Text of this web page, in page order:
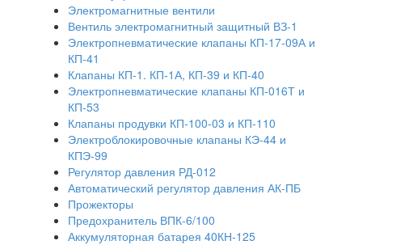
Электромагнитные вентили
Вентиль электромагнитный защитный ВЗ-1
Электропневматические клапаны КП-17-09А и
КП-41
Клапаны КП-1. КП-1А, КП-39 и КП-40
Электропневматические клапаны КП-016Т и
КП-53
Клапаны продувки КП-100-03 и КП-110
Электроблокировочные клапаны КЭ-44 и
КПЭ-99
Регулятор давления РД-012
Автоматический регулятор давления АК-ПБ
Прожекторы
Предохранитель ВПК-6/100
Аккумуляторная батарея 40КН-125